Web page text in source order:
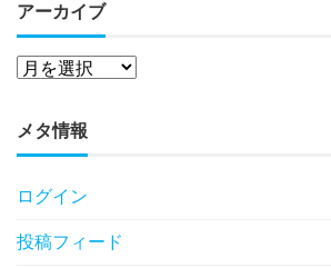
アーカイブ
メタ情報
ログイン
投稿フィード